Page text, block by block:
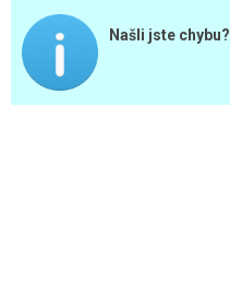
Našli jste chybu?